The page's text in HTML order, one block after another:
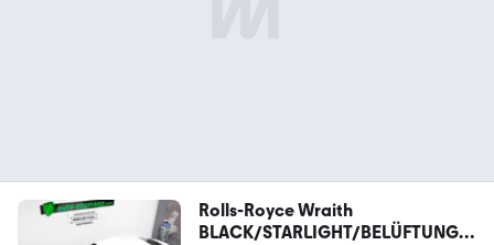
Rolls-Royce Wraith
BLACK/STARLIGHT/BELÜFTUNG/T